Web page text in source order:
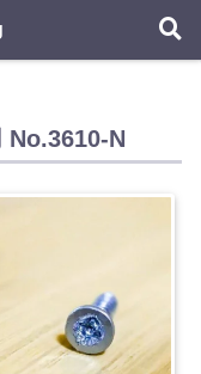
No.3610-N